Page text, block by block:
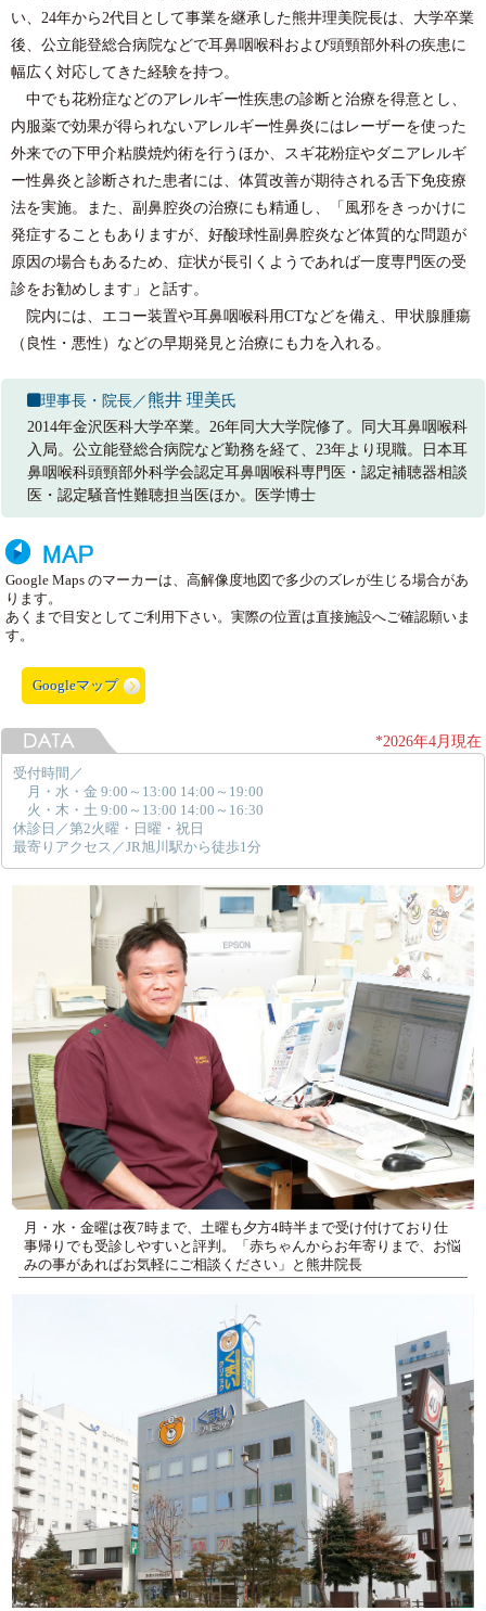
い、24年から2代目として事業を継承した熊井理美院長は、大学卒業
後、公立能登総合病院などで耳鼻咽喉科および頭頸部外科の疾患に
幅広く対応してきた経験を持つ。
中でも花粉症などのアレルギー性疾患の診断と治療を得意とし、
内服薬で効果が得られないアレルギー性鼻炎にはレーザーを使った
外来での下甲介粘膜焼灼術を行うほか、スギ花粉症やダニアレルギ
ー性鼻炎と診断された患者には、体質改善が期待される舌下免疫療
法を実施。また、副鼻腔炎の治療にも精通し、「風邪をきっかけに
発症することもありますが、好酸球性副鼻腔炎など体質的な問題が
原因の場合もあるため、症状が長引くようであれば一度専門医の受
診をお勧めします」と話す。
院内には、エコー装置や耳鼻咽喉科用CTなどを備え、甲状腺腫瘍
（良性・悪性）などの早期発見と治療にも力を入れる。
理事長・院長／熊井 理美氏
2014年金沢医科大学卒業。26年同大大学院修了。同大耳鼻咽喉科
入局。公立能登総合病院など勤務を経て、23年より現職。日本耳
鼻咽喉科頭頸部外科学会認定耳鼻咽喉科専門医・認定補聴器相談
医・認定騒音性難聴担当医ほか。医学博士
Google Maps のマーカーは、高解像度地図で多少のズレが生じる場合があ
ります。
あくまで目安としてご利用下さい。実際の位置は直接施設へご確認願いま
す。
Googleマップ
*2026年4月現在
受付時間／
月・水・金 9:00～13:00 14:00～19:00
火・木・土 9:00～13:00 14:00～16:30
休診日／第2火曜・日曜・祝日
最寄りアクセス／JR旭川駅から徒歩1分
月・水・金曜は夜7時まで、土曜も夕方4時半まで受け付けており仕
事帰りでも受診しやすいと評判。「赤ちゃんからお年寄りまで、お悩
みの事があればお気軽にご相談ください」と熊井院長